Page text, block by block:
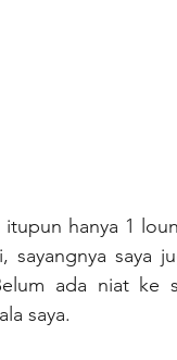
itupun hanya 1
saya
ada niat ke
saya.